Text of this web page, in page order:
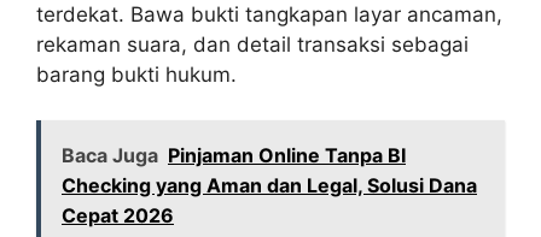
terdekat. Bawa bukti tangkapan layar ancaman,
rekaman suara, dan detail transaksi sebagai
barang bukti hukum.
Baca Juga Pinjaman Online Tanpa BI
Checking yang Aman dan Legal, Solusi Dana
Cepat 2026